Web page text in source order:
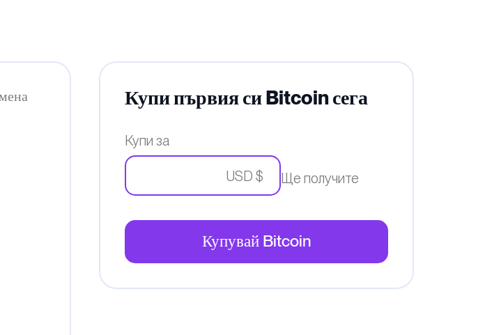
Купи първия си Bitcoin сега
Купи за
USD $ Ще получите
Купувай Bitcoin